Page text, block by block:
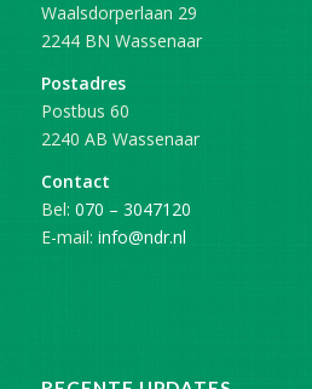
Waalsdorperlaan 29
2244 BN Wassenaar
Postadres
Postbus 60
2240 AB Wassenaar
Contact
Bel: 070 – 3047120
E-mail: info@ndr.nl